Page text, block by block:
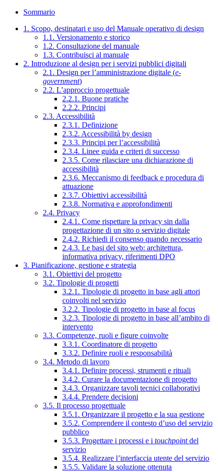
Sommario
1. Scopo, destinatari e uso del Manuale operativo di design
1.1. Versionamento e storico
1.2. Consultazione del manuale
1.3. Contribuisci al manuale
2. Introduzione al design per i servizi pubblici digitali
2.1. Design per l’amministrazione digitale (e-
government)
2.2. L’approccio progettuale
2.2.1. Buone pratiche
2.2.2. Principi
2.3. Accessibilità
2.3.1. Definizione
2.3.2. Accessibilità by design
2.3.3. Principi per l’accessibilità
2.3.4. Linee guida e criteri di successo
2.3.5. Come rilasciare una dichiarazione di
accessibilità
2.3.6. Meccanismo di feedback e procedura di
attuazione
2.3.7. Obiettivi accessibilità
2.3.8. Normativa e approfondimenti
2.4. Privacy
2.4.1. Come rispettare la privacy sin dalla
progettazione di un sito o servizio digitale
2.4.2. Richiedi il consenso quando necessario
2.4.3. Le basi del sito web: architettura,
informativa privacy, riferimenti DPO
3. Pianificazione, gestione e strategia
3.1. Obiettivi del progetto
3.2. Tipologie di progetti
3.2.1. Tipologie di progetto in base agli attori
coinvolti nel servizio
3.2.2. Tipologie di progetto in base al focus
3.2.3. Tipologie di progetto in base all’ambito di
intervento
3.3. Competenze, ruoli e figure coinvolte
3.3.1. Coordinatore di progetto
3.3.2. Definire ruoli e responsabilità
3.4. Metodo di lavoro
3.4.1. Definire processi, strumenti e rituali
3.4.2. Curare la documentazione di progetto
3.4.3. Organizzare tavoli tecnici collaborativi
3.4.4. Prendere decisioni
3.5. Il processo progettuale
3.5.1. Organizzare il progetto e la sua gestione
3.5.2. Comprendere il contesto d’uso del servizio
pubblico
3.5.3. Progettare i processi e i touchpointdel
servizio
3.5.4. Realizzare l’interfaccia utente del servizio
3.5.5. Validare la soluzione ottenuta